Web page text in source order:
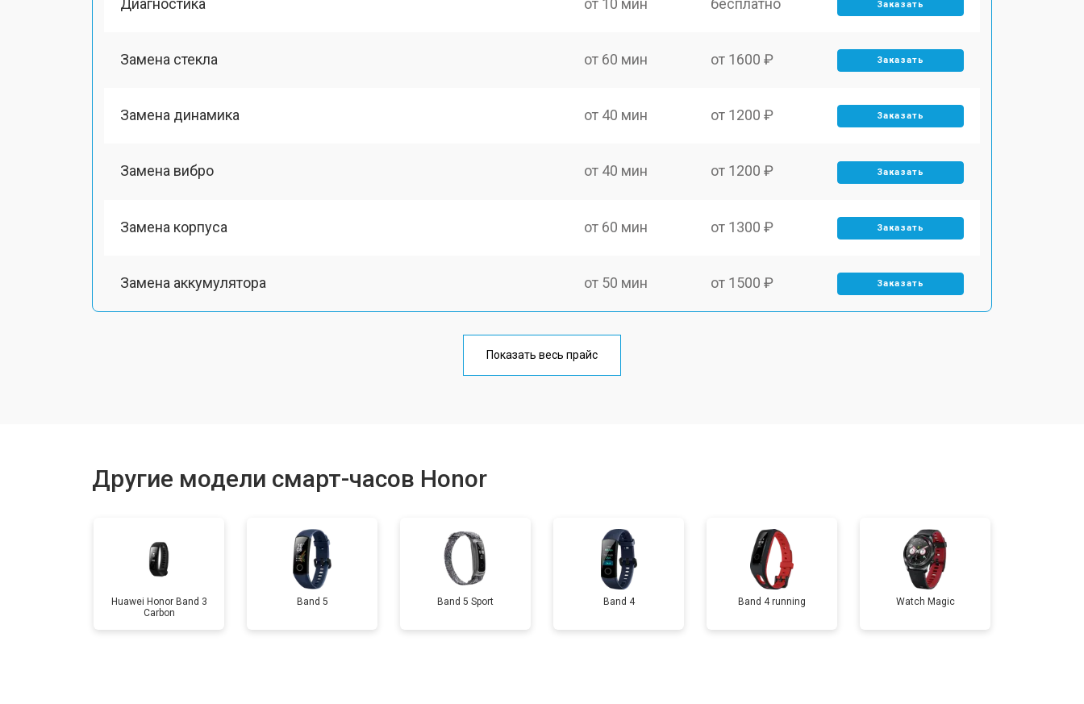
Заказать
Замена стекла от 60 мин от 1600 ₽ Заказать
Замена динамика от 40 мин от 1200 ₽ Заказать
Замена вибро от 40 мин от 1200 ₽ Заказать
Замена корпуса от 60 мин от 1300 ₽ Заказать
Замена аккумулятора от 50 мин от 1500 ₽ Заказать
от 60 мин
Замена Wi-Fi от 70 мин от 2000 ₽ Заказать
Замена Bluetooth
Показать весь прайс
Другие модели смарт-часов Honor
Huawei Honor Band 3
Carbon
Band 5 Band 5 Sport Band 4 Band 4 running Watch Magic